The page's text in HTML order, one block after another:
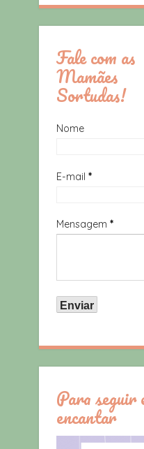
Fale com as
Mamães
Sortudas!
Nome
E-mail *
Mensagem *
Para seguir
encantar